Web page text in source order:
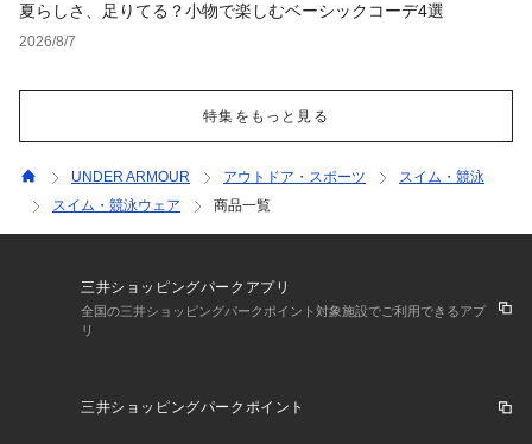
夏らしさ、足りてる？小物で楽しむベーシックコーデ4選
2026/8/7
特集をもっと見る
UNDER ARMOUR アウトドア・スポーツ
スイム・競泳
スイム・競泳ウェア
商品一覧
三井ショッピングパークアプリ
全国の三井ショッピングパークポイント対象施設でご利用できるアプ
リ
三井ショッピングパークポイント